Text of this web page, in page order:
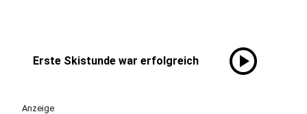
Erste Skistunde war erfolgreich play_circle
Anzeige